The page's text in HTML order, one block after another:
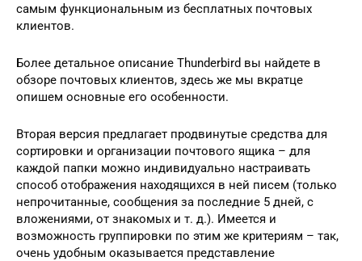
самым функциональным из бесплатных почтовых
клиентов.
Более детальное описание Thunderbird вы найдете в
обзоре почтовых клиентов, здесь же мы вкратце
опишем основные его особенности.
Вторая версия предлагает продвинутые средства для
сортировки и организации почтового ящика – для
каждой папки можно индивидуально настраивать
способ отображения находящихся в ней писем (только
непрочитанные, сообщения за последние 5 дней, с
вложениями, от знакомых и т. д.). Имеется и
возможность группировки по этим же критериям – так,
очень удобным оказывается представление